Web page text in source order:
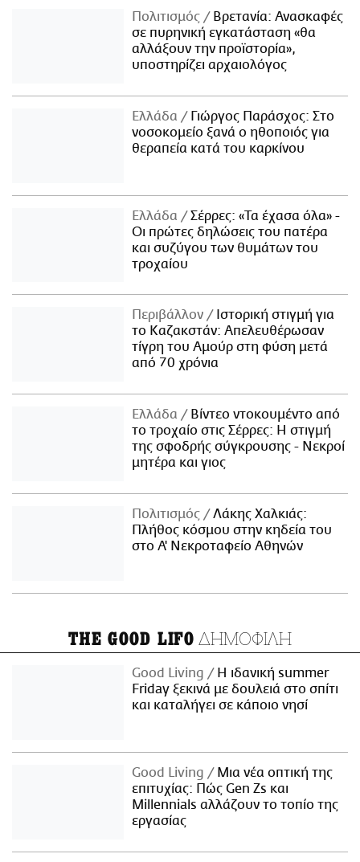
Πολιτισμός
Βρετανία: Ανασκαφές
σε πυρηνική εγκατάσταση «θα
αλλάξουν την προϊστορία»,
υποστηρίζει αρχαιολόγος
Ελλάδα
Γιώργος Παράσχος: Στο
νοσοκομείο ξανά ο ηθοποιός για
θεραπεία κατά του καρκίνου
Ελλάδα
Σέρρες: «Τα έχασα όλα» -
Οι πρώτες δηλώσεις του πατέρα
και συζύγου των θυμάτων του
τροχαίου
Περιβάλλον
Ιστορική στιγμή για
το Καζακστάν: Απελευθέρωσαν
τίγρη του Αμούρ στη φύση μετά
από 70 χρόνια
Ελλάδα
Βίντεο ντοκουμέντο από
το τροχαίο στις Σέρρες: Η στιγμή
της σφοδρής σύγκρουσης - Νεκροί
μητέρα και γιος
Πολιτισμός
Λάκης Χαλκιάς:
Πλήθος κόσμου στην κηδεία του
στο Α' Νεκροταφείο Αθηνών
THE GOOD LIFO ΔΗΜΟΦΙΛΗ
Good Living
Η ιδανική summer
Friday ξεκινά με δουλειά στο σπίτι
και καταλήγει σε κάποιο νησί
Good Living
Μια νέα οπτική της
επιτυχίας: Πώς Gen Zs και
Millennials αλλάζουν το τοπίο της
εργασίας